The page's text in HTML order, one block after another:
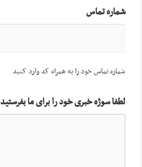
شماره تماس
شماره تماس خود را به همراه کد وارد کنید
لطفا سوژه خبری خود را برای ما بفرستید